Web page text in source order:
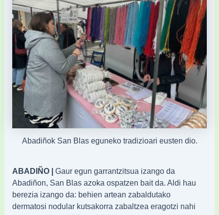
Abadiñok San Blas eguneko tradizioari eusten dio.
ABADIÑO |
Gaur egun garrantzitsua izango da
Abadiñon, San Blas azoka ospatzen bait da. Aldi hau
berezia izango da: behien artean zabaldutako
dermatosi nodular kutsakorra zabaltzea eragotzi nahi